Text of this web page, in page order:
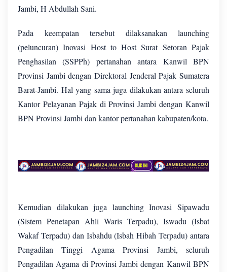
Jambi, H Abdullah Sani.
Pada keempatan tersebut dilaksanakan launching
(peluncuran) Inovasi Host to Host Surat Setoran Pajak
Penghasilan (SSPPh) pertanahan antara Kanwil BPN
Provinsi Jambi dengan Direktoral Jenderal Pajak Sumatera
Barat-Jambi. Hal yang sama juga dilakukan antara seluruh
Kantor Pelayanan Pajak di Provinsi Jambi dengan Kanwil
BPN Provinsi Jambi dan kantor pertanahan kabupaten/kota.
Kemudian dilakukan juga launching Inovasi Sipawadu
(Sistem Penetapan Ahli Waris Terpadu), Iswadu (Isbat
Wakaf Terpadu) dan Isbahdu (Isbah Hibah Terpadu) antara
Pengadilan Tinggi Agama Provinsi Jambi, seluruh
Pengadilan Agama di Provinsi Jambi dengan Kanwil BPN